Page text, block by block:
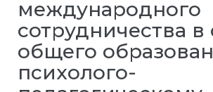
международного
сотрудничества в
общего
психолого-